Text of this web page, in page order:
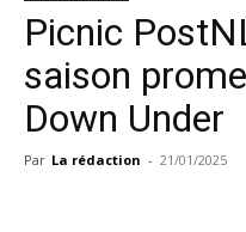
Picnic
saison
Down Under
Par La rédaction - 21/01/2025